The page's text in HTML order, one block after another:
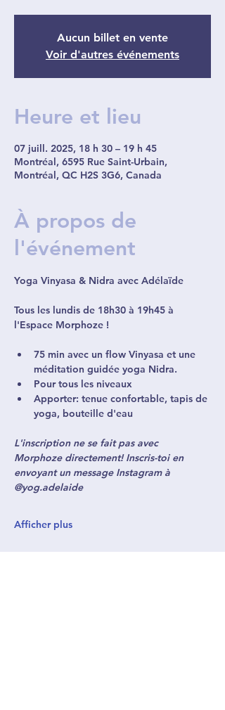
Aucun billet en vente
Voir d'autres événements
Heure et lieu
07 juill. 2025, 18 h 30 – 19 h 45
Montréal, 6595 Rue Saint-Urbain,
Montréal, QC H2S 3G6, Canada
À propos de
l'événement
Yoga Vinyasa & Nidra avec Adélaïde
Tous les lundis de 18h30 à 19h45 à
l'Espace Morphoze !
75 min avec un flow Vinyasa et une
méditation guidée yoga Nidra.
Pour tous les niveaux
Apporter: tenue confortable, tapis de
yoga, bouteille d'eau
L'inscription ne se fait pas avec
Morphoze directement! Inscris-toi en
envoyant un message Instagram à
@yog.adelaide
Afficher plus